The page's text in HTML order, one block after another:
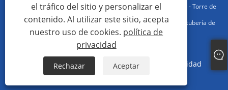
Copyright © 2022 Qingdao Maotong Power Equipment Co., Ltd. - Torre de
acero en ángulo, estructura de acero de subestación, torre de tubería de
Sitemap RSS XML política de privacidad
el tráfico del sitio y personalizar el
contenido. Al utilizar este sitio, acepta
nuestro uso de cookies. política de
privacidad
Rechazar Aceptar